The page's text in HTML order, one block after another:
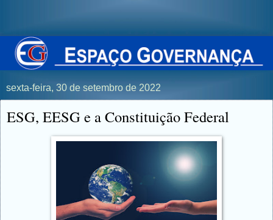
sexta-feira, 30 de setembro de 2022
ESG, EESG e a Constituição Federal